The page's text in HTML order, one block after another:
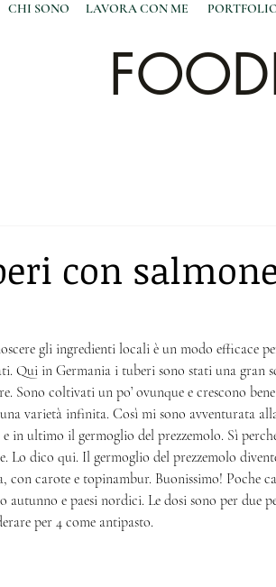
CHI SONO LAVORA CON ME
con
gli ingredienti locali è un modo efficace
Qui in Germania i tuberi sono stati una gran
Sono coltivati un po’ ovunque e crescono
varietà infinita. Così mi sono avventurata
in ultimo il germoglio del prezzemolo. Sì
Lo dico qui. Il germoglio del prezzemolo
carote e topinambur. Buonissimo! Poche
autunno e paesi nordici. Le dosi sono per due
per 4 come antipasto.